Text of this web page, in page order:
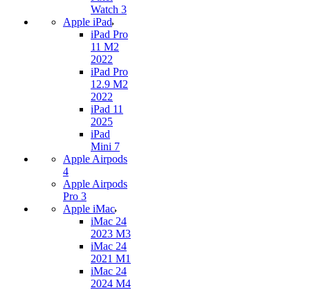
Watch 3
Apple iPad
iPad Pro
11 M2
2022
iPad Pro
12.9 M2
2022
iPad 11
2025
iPad
Mini 7
Apple Airpods
4
Apple Airpods
Pro 3
Apple iMac
iMac 24
2023 M3
iMac 24
2021 M1
iMac 24
2024 M4